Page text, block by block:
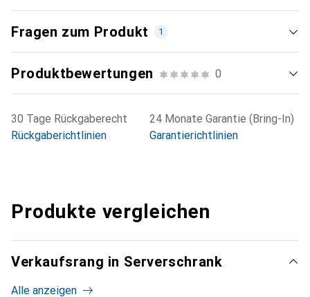
Fragen zum Produkt 1
Produktbewertungen 0
30 Tage Rückgaberecht
Rückgaberichtlinien
24 Monate Garantie (Bring-In)
Garantierichtlinien
Produkte vergleichen
Verkaufsrang in Serverschrank
Alle anzeigen